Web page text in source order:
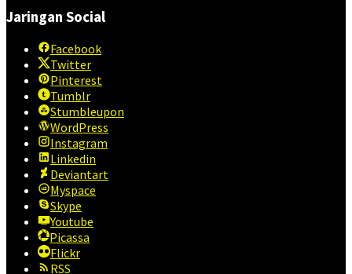
Jaringan Social
Facebook
Twitter
Pinterest
Tumblr
Stumbleupon
WordPress
Instagram
Linkedin
Deviantart
Myspace
Skype
Youtube
Picassa
Flickr
RSS